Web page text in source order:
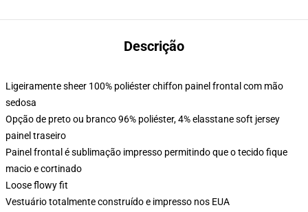
Descrição
Ligeiramente sheer 100% poliéster chiffon painel frontal com mão
sedosa
Opção de preto ou branco 96% poliéster, 4% elasstane soft jersey
painel traseiro
Painel frontal é sublimação impresso permitindo que o tecido fique
macio e cortinado
Loose flowy fit
Vestuário totalmente construído e impresso nos EUA